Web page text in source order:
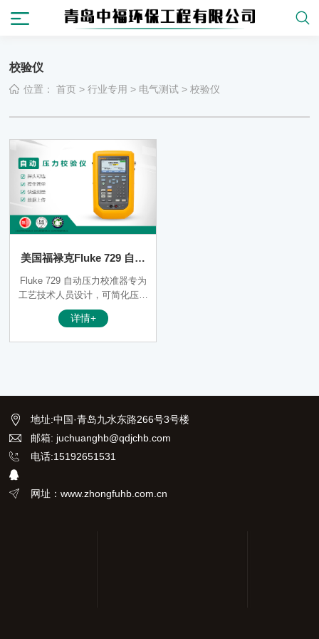
校验仪
位置：首页 >行业专用 > 电气测试 >校验仪
美国福禄克Fluke 729 自动
压力校验仪
Fluke 729 自动压力校准器专为
工艺技术人员设计，可简化压力
校准流程，并提供快速、精确的
测试结果。技术人员知道校准压
动压力生成和调节
详情+
地址:中国·青岛九水东路266号3号楼
邮箱: juchuanghb@qdjchb.com
电话:15192651531
网址：www.zhongfuhb.com.cn